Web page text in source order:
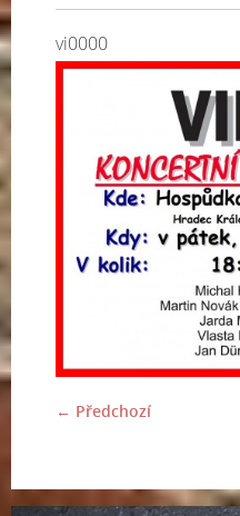
vi0000
← Předchozí